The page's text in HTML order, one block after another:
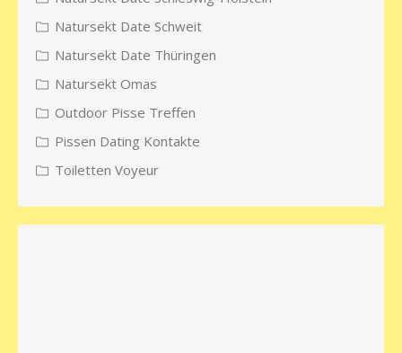
Natursekt Date Schweit
Natursekt Date Thüringen
Natursekt Omas
Outdoor Pisse Treffen
Pissen Dating Kontakte
Toiletten Voyeur